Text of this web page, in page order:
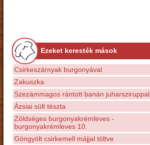
Ezeket keresték mások
Csirkeszárnyak burgonyával
Zakuszka
Szezámmagos rántott banán juharsziruppal
Ázsiai sült tészta
Zöldséges burgonyakrémleves -
burgonyakrémleves 10.
Göngyölt csirkemell májjal töltve